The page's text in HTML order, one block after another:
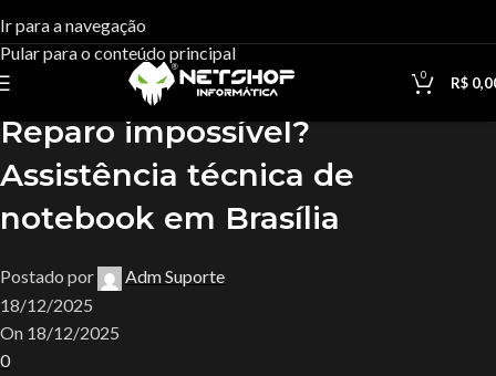
Ir para a navegação
Pular para o conteúdo principal
0 R$
Blog
Uncategorized
Uncategorized
Reparo impossível?
Assistência técnica de
notebook em Brasília
Postado por
Adm Suporte
18/12/2025
On 18/12/2025
0